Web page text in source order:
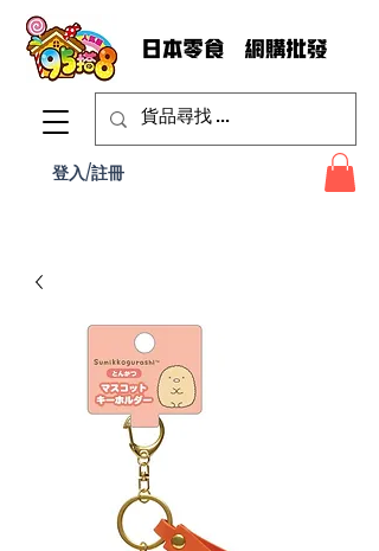
登入/註冊